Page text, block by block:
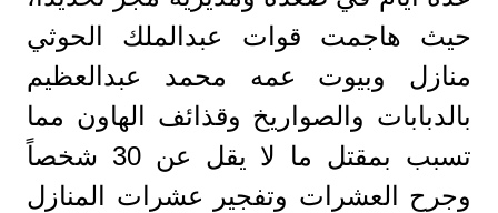
حيث هاجمت قوات عبدالملك الحوثي
منازل وبيوت عمه محمد عبدالعظيم
بالدبابات والصواريخ وقذائف الهاون مما
تسبب بمقتل ما لا يقل عن 30 شخصاً
وجرح العشرات وتفجير عشرات المنازل